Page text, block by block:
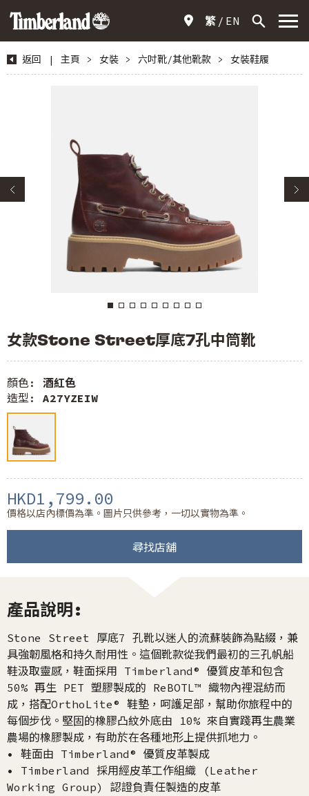
繁 EN
返回 | 主頁 > 女裝 > 六吋靴/其他靴款 > 女裝鞋履
女款Stone Street厚底7孔中筒靴
顏色: 酒紅色
造型: A27YZEIW
HKD1,799.00
價格以店內標價為準。圖片只供參考，一切以實物為準。
尋找店舖
產品說明:
Stone Street 厚底7 孔靴以迷人的流蘇裝飾為點綴，兼
具強韌風格和持久耐用性。這個靴款從我們最初的三孔帆船
鞋汲取靈感，鞋面採用 Timberland® 優質皮革和包含
50% 再生 PET 塑膠製成的 ReBOTL™ 織物內裡混紡而
成，搭配OrthoLite® 鞋墊，呵護足部，幫助你旅程中的
每個步伐。堅固的橡膠凸紋外底由 10% 來自實踐再生農業
農場的橡膠製成，有助於在各種地形上提供抓地力。
• 鞋面由 Timberland® 優質皮革製成
• Timberland 採用經皮革工作組織 (Leather
Working Group) 認證負責任製造的皮革